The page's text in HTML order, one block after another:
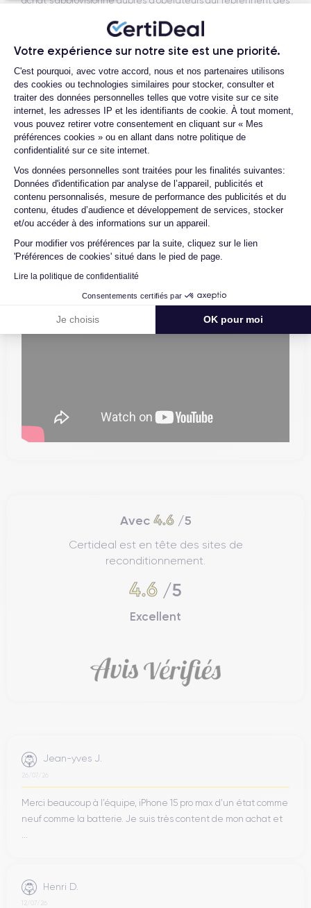
Votre expérience sur notre site est une priorité.
Plateforme de Gestion du
C'est pourquoi, avec votre accord, nous et nos partenaires utilisons
des cookies ou technologies similaires pour stocker, consulter et
traiter des données personnelles telles que votre visite sur ce site
internet, les adresses IP et les identifiants de cookie. À tout moment,
vous pouvez retirer votre consentement en cliquant sur « Mes
préférences cookies » ou en allant dans notre politique de
confidentialité sur ce site internet.
Vos données personnelles sont traitées pour les finalités suivantes:
Données d'identification par analyse de l’appareil, publicités et
contenu personnalisés, mesure de performance des publicités et du
contenu, études d’audience et développement de services, stocker
et/ou accéder à des informations sur un appareil.
Pour modifier vos préférences par la suite, cliquez sur le lien
'Préférences de cookies' situé dans le pied de page.
Lire la politique de confidentialité
Consentements certifiés par
Je choisis OK pour moi
Axeptio consent
Chacun des produits reconditionnés mis à la vente sur notre
site est alors récupéré physiquement par nos soins et suit dans
nos locaux un processus d’homologation en trois étapes :
vérification, test et validation. Nos experts sont ainsi les
premiers à intervenir techniquement sur le produit, que nous
reconditionnons nous-mêmes en interne, sans autre
intermédiaire. C’est l’assurance pour nos clients d’acheter un
téléphone en toute confiance, reconditionné en France,
accompagné d’une garantie de 30 mois et d’un service après-
vente en contact continu avec nos experts techniques.
Parcours d'un Smartphone
Avec 4.6/5
Certideal est en tête des sites de
reconditionnement.
4.6 /5
Excellent
Jean-yves J.
26/07/26
Merci beaucoup à l’équipe, iPhone 15 pro max d’un état comme
neuf comme la batterie. Je suis très content de mon achat et
Henri D.
12/07/26